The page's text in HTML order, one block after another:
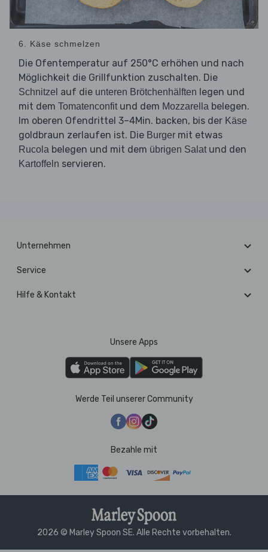
6. Käse schmelzen
Die Ofentemperatur auf 250°C erhöhen und nach
Möglichkeit die Grillfunktion zuschalten. Die
Schnitzel auf die unteren Brötchenhälften legen und
mit dem Tomatenconfitund dem Mozzarella belegen.
Im oberen Ofendrittel 3–4Min. backen, bis der Käse
goldbraun zerlaufen ist. Die Burger mit etwas
Rucola belegen und mit dem übrigen Salatund den
Kartoffeln servieren.
Unternehmen
Service
Hilfe & Kontakt
Unsere Apps
Werde Teil unserer Community
Bezahle mit
2026 © Marley Spoon SE. Alle Rechte vorbehalten.